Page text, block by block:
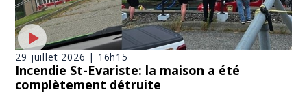
29 juillet 2026 | 16h15
Incendie St-Evariste: la maison a été
complètement détruite